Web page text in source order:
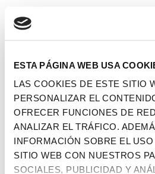
ESTA PÁGINA WEB USA
LAS COOKIES DE ESTE SITIO
PERSONALIZAR EL
OFRECER FUNCIONES DE
ANALIZAR EL TRÁFICO.
INFORMACIÓN SOBRE EL
SITIO WEB CON NUESTROS
SOCIALES, PUBLICIDAD Y